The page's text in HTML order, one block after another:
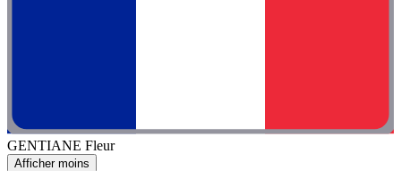
GENTIANE Fleur
Afficher moins